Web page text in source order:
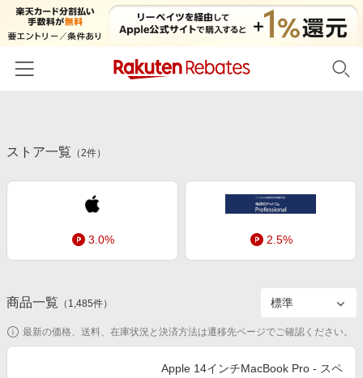
カテゴリー一覧
百貨店・総合ECモール
ファッション・インナー・小物
食品・スイーツ・お酒
家電・PC・スマホ・カメラ
初回購入者限定特典
新着ストアのご紹介
電子書籍特集
友達紹介
楽天IDでログイン/会員登録
ストア一覧 （2件）
3.0% 2.5%
商品一覧 （ 1,485件）
最新の価格、送料、在庫状況と決済方法は遷移先ページでご確認ください。
Apple 14インチMacBook Pro - スペ